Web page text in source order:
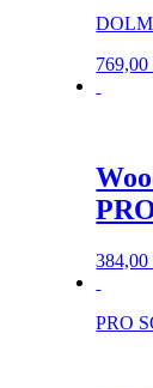
769,00
384,00
PRO